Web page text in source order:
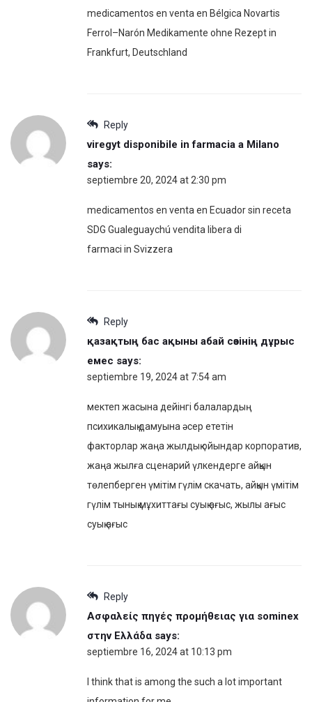
medicamentos en venta en Bélgica Novartis
Ferrol–Narón Medikamente ohne Rezept in
Frankfurt, Deutschland
Reply
viregyt disponibile in farmacia a Milano
says:
septiembre 20, 2024 at 2:30 pm
medicamentos en venta en Ecuador sin receta
SDG Gualeguaychú vendita libera di
farmaci in Svizzera
Reply
қазақтың бас ақыны абай сөзінің дұрыс
емес says:
septiembre 19, 2024 at 7:54 am
мектеп жасына дейінгі балалардың
психикалық дамуына әсер ететін
факторлар жаңа жылдық ойындар корпоратив,
жаңа жылға сценарий үлкендерге айқын
төлепберген үмітім гүлім скачать, айқын үмітім
гүлім тынық мұхиттағы суық ағыс, жылы ағыс
суық ағыс
Reply
Ασφαλείς πηγές προμήθειας για sominex
στην Ελλάδα says:
septiembre 16, 2024 at 10:13 pm
I think that is among the such a lot important